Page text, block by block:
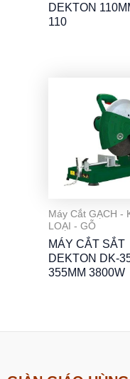
DEKTON
110
Máy Cắt GẠCH -
LOẠI - GỖ
MÁY CẮT SẮT
DEKTON DK-
355MM 3800W